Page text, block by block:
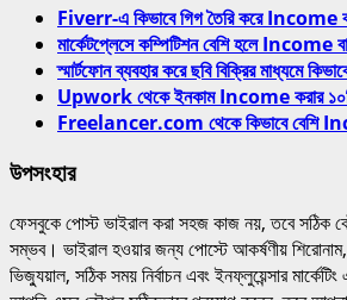
Fiverr-এ কিভাবে গিগ তৈরি করে Income
মার্কেটপ্লেসে কম্পিটিশন বেশি হলে Income
স্মার্টফোন ব্যবহার করে ছবি বিক্রির মাধ্যমে
Upwork থেকে ইনকাম Income করার ১০টি
Freelancer.com থেকে কিভাবে বেশি
উপসংহার
ফেসবুকে পোস্ট ভাইরাল করা সহজ কাজ নয়, তবে সঠিক
সম্ভব। ভাইরাল হওয়ার জন্য পোস্টে আকর্ষণীয়
ভিজ্যুয়াল, সঠিক সময় নির্বাচন এবং ইনফ্লুয়েন্সার